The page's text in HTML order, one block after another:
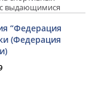
с выдающимися
обучение в
столы
фестивалей;
“Федерация
(Федерация